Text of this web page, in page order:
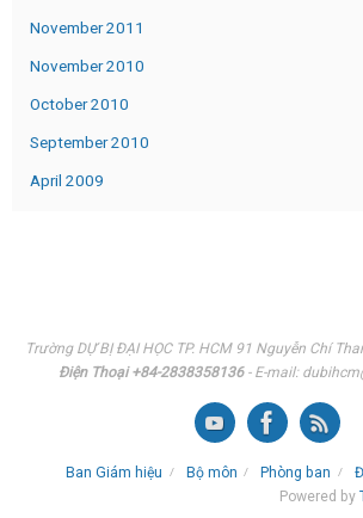
November 2011
November 2010
October 2010
September 2010
April 2009
Trường DỰ BỊ ĐẠI HỌC TP. HCM 91 Nguyễn Chí
Điện Thoại +84-2838358136- E-mail:
Ban Giám hiệu Bộ môn Phòng ban
Powered by